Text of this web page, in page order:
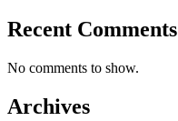
Recent Comments
No comments to show.
Archives